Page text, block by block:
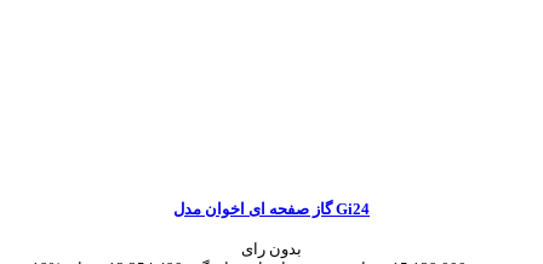
گاز صفحه ای اخوان مدل Gi24
بدون رای